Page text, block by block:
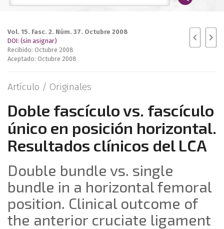
Vol. 15. Fasc. 2. Núm. 37. Octubre 2008
DOI: (sin asignar)
Recibido: Octubre 2008
Aceptado: Octubre 2008
Artículo / Originales
Doble fascículo vs. fascículo
único en posición horizontal.
Resultados clínicos del LCA
Double bundle vs. single
bundle in a horizontal femoral
position. Clinical outcome of
the anterior cruciate ligament